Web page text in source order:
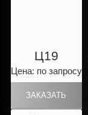
Ц19
Цена: по запросу